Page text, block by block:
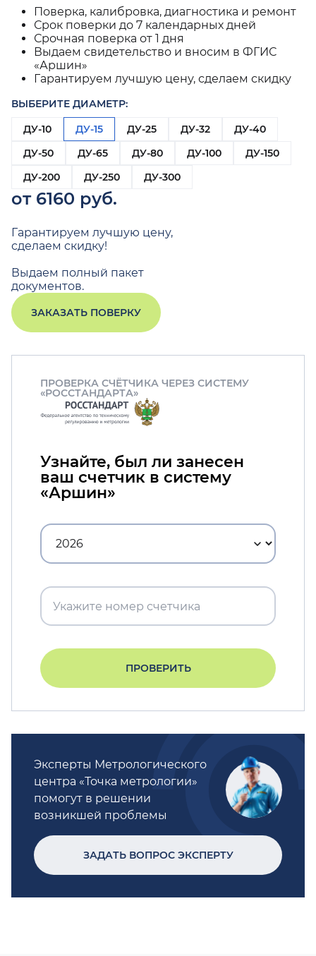
Поверка, калибровка, диагностика и ремонт
Срок поверки до 7 календарных дней
Срочная поверка от 1 дня
Выдаем свидетельство и вносим в ФГИС
«Аршин»
Гарантируем лучшую цену, сделаем скидку
ВЫБЕРИТЕ ДИАМЕТР:
ДУ-10
ДУ-15 ДУ-25 ДУ-32
ДУ-40
ДУ-50
ДУ-65 ДУ-80 ДУ-100
ДУ-150
ДУ-200
ДУ-250 ДУ-300
от 6160 руб.
Гарантируем лучшую цену,
сделаем скидку!
Выдаем полный пакет
документов.
ЗАКАЗАТЬ ПОВЕРКУ
ПРОВЕРКА СЧЁТЧИКА ЧЕРЕЗ СИСТЕМУ
«РОССТАНДАРТА»
Узнайте, был ли занесен
ваш счетчик в систему
«Аршин»
ПРОВЕРИТЬ
Эксперты Метрологического
центра «Точка метрологии»
помогут в решении
возникшей проблемы
ЗАДАТЬ ВОПРОС ЭКСПЕРТУ